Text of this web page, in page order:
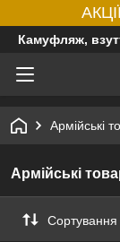
Камуфляж,
Армійські
Армійські
Сортування